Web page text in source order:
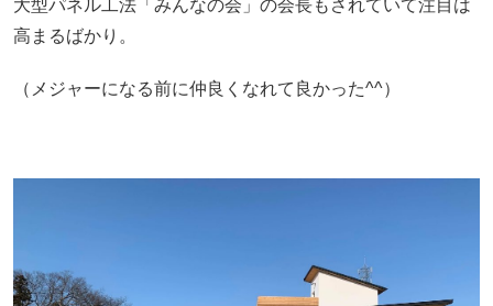
大型パネル工法「みんなの会」の会長もされていて注目は
高まるばかり。
（メジャーになる前に仲良くなれて良かった^^）